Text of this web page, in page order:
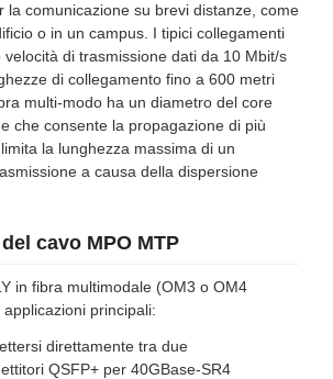
la comunicazione su brevi distanze, come
o in un campus. I tipici collegamenti
di trasmissione dati da 10 Mbit/s
di collegamento fino a 600 metri
multi-modo ha un diametro del core
che consente la propagazione di più
la lunghezza massima di un
a causa della dispersione
cavo MPO MTP
in fibra multimodale (OM3 o OM4
principali:
direttamente tra due
QSFP+ per 40GBase-SR4